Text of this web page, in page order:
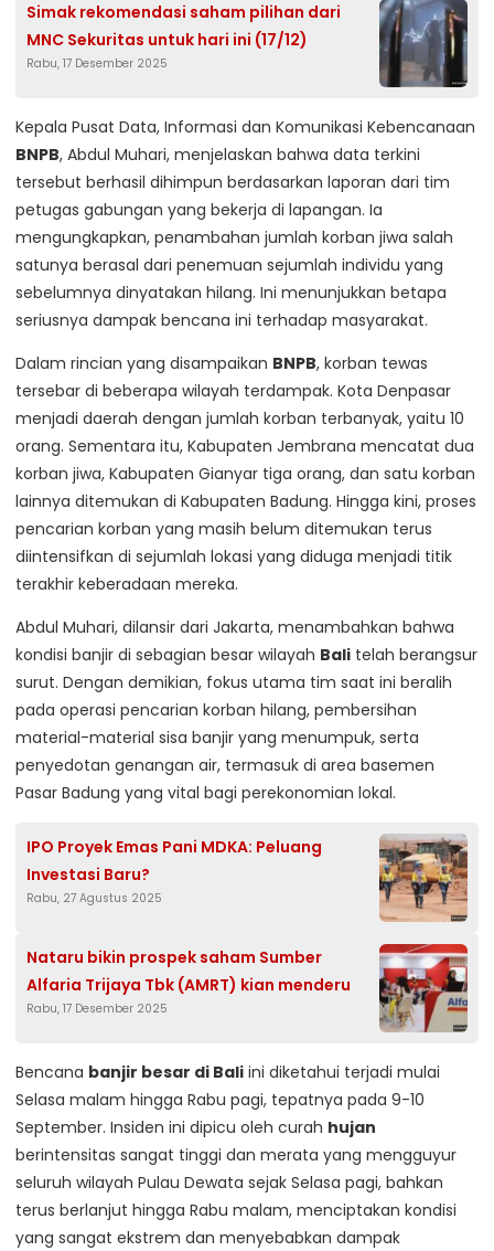
Simak rekomendasi saham pilihan dari
MNC Sekuritas untuk hari ini (17/12)
Rabu, 17 Desember 2025
Kepala Pusat Data, Informasi dan Komunikasi Kebencanaan
BNPB, Abdul Muhari, menjelaskan bahwa data terkini
tersebut berhasil dihimpun berdasarkan laporan dari tim
petugas gabungan yang bekerja di lapangan. Ia
mengungkapkan, penambahan jumlah korban jiwa salah
satunya berasal dari penemuan sejumlah individu yang
sebelumnya dinyatakan hilang. Ini menunjukkan betapa
seriusnya dampak bencana ini terhadap masyarakat.
Dalam rincian yang disampaikan BNPB, korban tewas
tersebar di beberapa wilayah terdampak. Kota Denpasar
menjadi daerah dengan jumlah korban terbanyak, yaitu 10
orang. Sementara itu, Kabupaten Jembrana mencatat dua
korban jiwa, Kabupaten Gianyar tiga orang, dan satu korban
lainnya ditemukan di Kabupaten Badung. Hingga kini, proses
pencarian korban yang masih belum ditemukan terus
diintensifkan di sejumlah lokasi yang diduga menjadi titik
terakhir keberadaan mereka.
Abdul Muhari, dilansir dari Jakarta, menambahkan bahwa
kondisi banjir di sebagian besar wilayah Bali telah berangsur
surut. Dengan demikian, fokus utama tim saat ini beralih
pada operasi pencarian korban hilang, pembersihan
material-material sisa banjir yang menumpuk, serta
penyedotan genangan air, termasuk di area basemen
Pasar Badung yang vital bagi perekonomian lokal.
IPO Proyek Emas Pani MDKA: Peluang
Investasi Baru?
Rabu, 27 Agustus 2025
Nataru bikin prospek saham Sumber
Alfaria Trijaya Tbk (AMRT) kian menderu
Rabu, 17 Desember 2025
Bencana banjir besar di Bali ini diketahui terjadi mulai
Selasa malam hingga Rabu pagi, tepatnya pada 9-10
September. Insiden ini dipicu oleh curah hujan
berintensitas sangat tinggi dan merata yang mengguyur
seluruh wilayah Pulau Dewata sejak Selasa pagi, bahkan
terus berlanjut hingga Rabu malam, menciptakan kondisi
yang sangat ekstrem dan menyebabkan dampak